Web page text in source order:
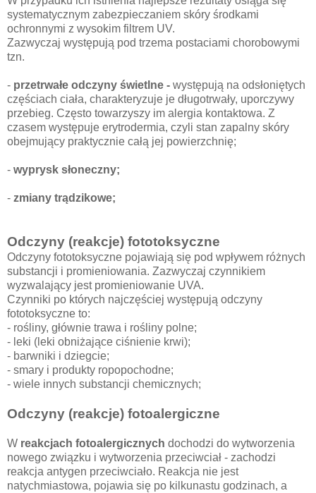
systematycznym zabezpieczaniem skóry środkami
ochronnymi z wysokim filtrem UV.
Zazwyczaj występują pod trzema postaciami chorobowymi
tzn.
- przetrwałe odczyny świetlne - występują na odsłoniętych
częściach ciała, charakteryzuje je długotrwały, uporczywy
przebieg. Często towarzyszy im alergia kontaktowa. Z
czasem występuje erytrodermia, czyli stan zapalny skóry
obejmujący praktycznie całą jej powierzchnię;
- wyprysk słoneczny;
- zmiany trądzikowe;
Odczyny (reakcje) fototoksyczne
Odczyny fototoksyczne pojawiają się pod wpływem różnych
substancji i promieniowania. Zazwyczaj czynnikiem
wyzwalający jest promieniowanie UVA.
Czynniki po których najczęściej występują odczyny
fototoksyczne to:
- rośliny, głównie trawa i rośliny polne;
- leki (leki obniżające ciśnienie krwi);
- barwniki i dziegcie;
- smary i produkty ropopochodne;
- wiele innych substancji chemicznych;
Odczyny (reakcje) fotoalergiczne
W reakcjach fotoalergicznych dochodzi do wytworzenia
nowego związku i wytworzenia przeciwciał - zachodzi
reakcja antygen przeciwciało. Reakcja nie jest
natychmiastowa, pojawia się po kilkunastu godzinach, a